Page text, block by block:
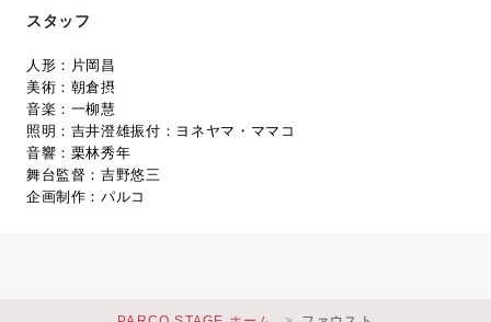
スタッフ
人形：片岡昌
美術：朝倉摂
音楽：一柳慧
照明：吉井澄雄振付：ヨネヤマ・ママコ
音響：栗林秀年
舞台監督：吉野悠三
企画制作：パルコ